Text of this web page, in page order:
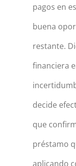
pagos en
buena
restante.
financiera
decide
que
préstamo
aplicando